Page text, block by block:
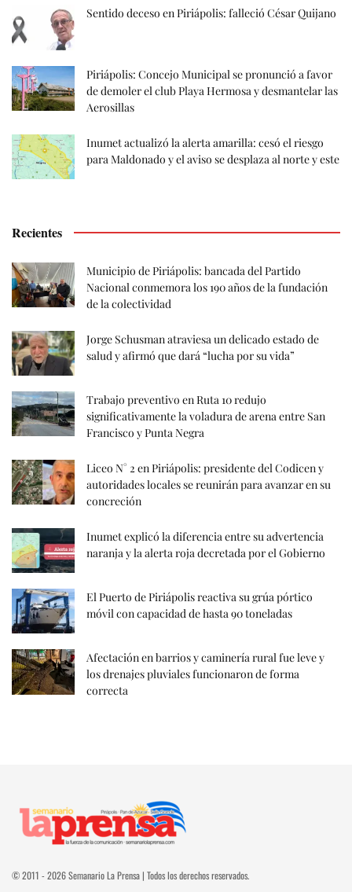
Sentido deceso en Piriápolis: falleció César Quijano
Piriápolis: Concejo Municipal se pronunció a favor
de demoler el club Playa Hermosa y desmantelar las
Aerosillas
Inumet actualizó la alerta amarilla: cesó el riesgo
para Maldonado y el aviso se desplaza al norte y este
Recientes
Municipio de Piriápolis: bancada del Partido
Nacional conmemora los 190 años de la fundación
de la colectividad
Jorge Schusman atraviesa un delicado estado de
salud y afirmó que dará “lucha por su vida”
Trabajo preventivo en Ruta 10 redujo
significativamente la voladura de arena entre San
Francisco y Punta Negra
Liceo N° 2 en Piriápolis: presidente del Codicen y
autoridades locales se reunirán para avanzar en su
concreción
Inumet explicó la diferencia entre su advertencia
naranja y la alerta roja decretada por el Gobierno
El Puerto de Piriápolis reactiva su grúa pórtico
móvil con capacidad de hasta 90 toneladas
Afectación en barrios y caminería rural fue leve y
los drenajes pluviales funcionaron de forma
correcta
© 2011 - 2026 Semanario La Prensa | Todos los derechos reservados.